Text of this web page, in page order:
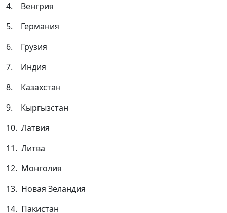
4. Венгрия
5. Германия
6. Грузия
7. Индия
8. Казахстан
9. Кыргызстан
10. Латвия
11. Литва
12. Монголия
13. Новая Зеландия
14. Пакистан